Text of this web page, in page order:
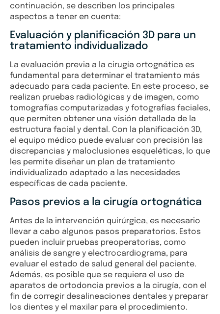
continuación, se describen los principales
aspectos a tener en cuenta:
Evaluación y planificación 3D para un
tratamiento individualizado
La evaluación previa a la cirugía ortognática es
fundamental para determinar el tratamiento más
adecuado para cada paciente. En este proceso, se
realizan pruebas radiológicas y de imagen, como
tomografías computarizadas y fotografías faciales,
que permiten obtener una visión detallada de la
estructura facial y dental. Con la planificación 3D,
el equipo médico puede evaluar con precisión las
discrepancias y maloclusiones esqueléticas, lo que
les permite diseñar un plan de tratamiento
individualizado adaptado a las necesidades
específicas de cada paciente.
Pasos previos a la cirugía ortognática
Antes de la intervención quirúrgica, es necesario
llevar a cabo algunos pasos preparatorios. Estos
pueden incluir pruebas preoperatorias, como
análisis de sangre y electrocardiograma, para
evaluar el estado de salud general del paciente.
Además, es posible que se requiera el uso de
aparatos de ortodoncia previos a la cirugía, con el
fin de corregir desalineaciones dentales y preparar
los dientes y el maxilar para el procedimiento.